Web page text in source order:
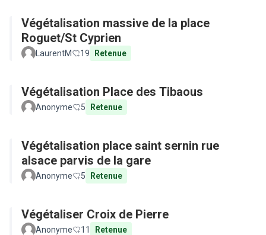
Végétalisation massive de la place
Roguet/St Cyprien
LaurentM 19 Retenue
Végétalisation Place des Tibaous
Anonyme 5 Retenue
Végétalisation place saint sernin rue
alsace parvis de la gare
Anonyme 5 Retenue
Végétaliser Croix de Pierre
Anonyme 11 Retenue